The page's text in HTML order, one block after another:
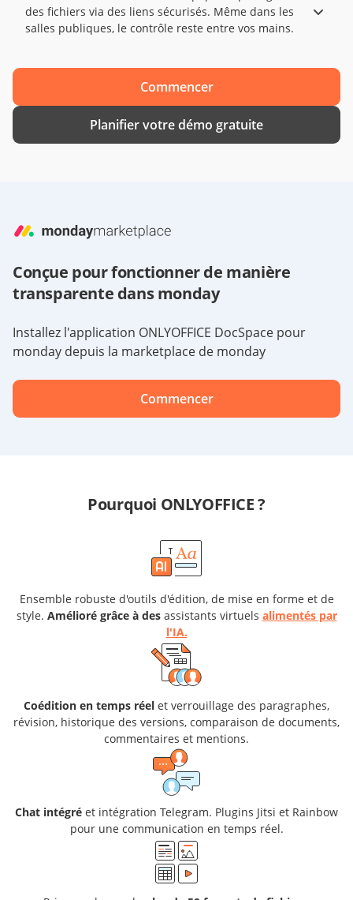
des fichiers via des liens sécurisés. Même dans les
salles publiques, le contrôle reste entre vos mains.
Commencer
Planifier votre démo gratuite
Conçue pour fonctionner de manière
transparente dans monday
Installez l'application ONLYOFFICE DocSpace pour
monday depuis la marketplace de monday
Commencer
Pourquoi ONLYOFFICE ?
Ensemble robuste d'outils d'édition, de mise en forme et de
style. Amélioré grâce à desassistants virtuels alimentés par
l'IA.
Coédition en temps réel et verrouillage des paragraphes,
révision, historique des versions, comparaison de documents,
commentaires et mentions.
Chat intégré et intégration Telegram. Plugins Jitsi et Rainbow
pour une communication en temps réel.